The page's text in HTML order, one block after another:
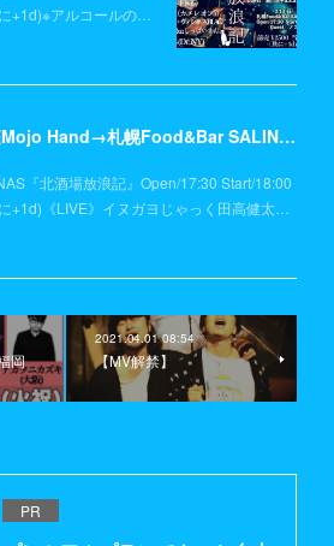
+1d)※アルコールの…
【変更】2.12(土) 恵庭Mojo Hand→札幌Food&Bar SALINAS
『北酒場放浪記』Open/17:30 Start/18:00
+1d)《LIVE》イヌガヨじゃっく田高健太…
岡
2021.04.01 08:54
【MV解禁】
PR